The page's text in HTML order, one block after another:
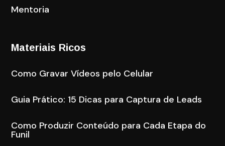
Mentoria
Materiais Ricos
Como Gravar Vídeos pelo Celular
Guia Prático: 15 Dicas para Captura de Leads
Como Produzir Conteúdo para Cada Etapa do
Funil